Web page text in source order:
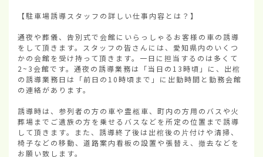
【駐車場誘導スタッフの詳しい仕事内容とは？】
通夜や葬儀、告別式で会館にいらっしゃるお客様の車の誘導
をして頂きます。スタッフの皆さんには、愛知県内のいくつ
かの会館を受け持って頂きます。一日に担当するのは多くて
2~3会館です。通夜の誘導業務は「当日の13時頃」に、出棺
の誘導業務日は「前日の10時頃まで」に出勤時間と勤務会館
の連絡があります。
誘導時は、参列者の方の車や霊柩車、町内の方用のバスや火
葬場までご遺族の方を乗せるバスなどを所定の位置まで誘導
して頂きます。また、誘導終了後は出棺後の片付けや清掃、
椅子などの移動、道路案内看板の設置や張替え、撤去などを
お願い致します。